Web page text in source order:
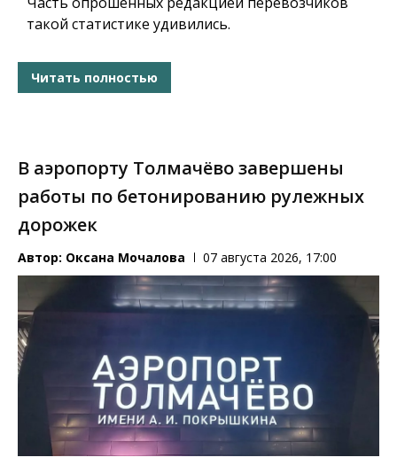
такой статистике удивились.
Читать полностью
В аэропорту Толмачёво завершены
работы по бетонированию рулежных
дорожек
Автор: Оксана Мочалова 07 августа 2026, 17:00